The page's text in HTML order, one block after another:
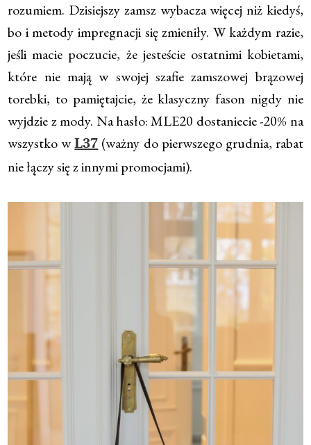
rozumiem. Dzisiejszy zamsz wybacza więcej niż kiedyś,
bo i metody impregnacji się zmieniły. W każdym razie,
jeśli macie poczucie, że jesteście ostatnimi kobietami,
które nie mają w swojej szafie zamszowej brązowej
torebki, to pamiętajcie, że klasyczny fason nigdy nie
wyjdzie z mody. Na hasło: MLE20 dostaniecie -20% na
wszystko wL37 (ważny do pierwszego grudnia, rabat
nie łączy się z innymi promocjami).